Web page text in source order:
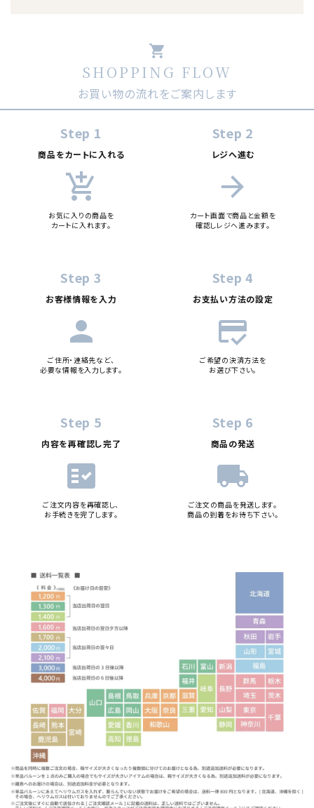
キーワード
カテゴリー
検索する
shopping_cart
SHOPPING FLOW
お買い物の流れをご案内します
Step 1
商品をカートに入れる
add_shopping_cart
お気に入りの商品を
カートに入れます。
Step 2
レジへ進む
arrow_forward
カート画面で商品と金額を
確認しレジへ進みます。
Step 3
お客様情報を入力
person
ご住所・連絡先など、
必要な情報を入力します。
Step 4
お支払い方法の設定
credit_score
ご希望の決済方法を
お選び下さい。
Step 5
内容を再確認し完了
fact_check
ご注文内容を再確認し、
お手続きを完了します。
Step 6
商品の発送
local_shipping
ご注文の商品を発送します。
商品の到着をお待ち下さい。